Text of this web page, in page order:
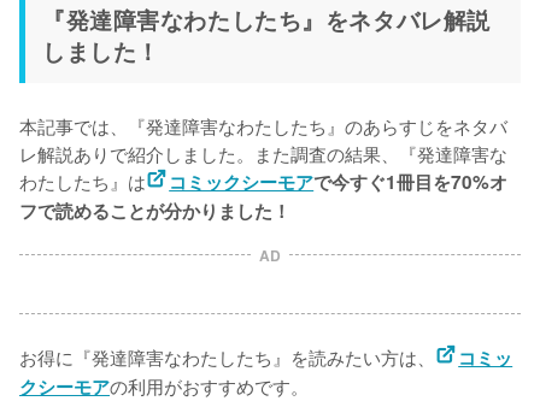
『発達障害なわたしたち』をネタバレ解説
しました！
本記事では、『発達障害なわたしたち』のあらすじをネタバ
レ解説ありで紹介しました。また調査の結果、『発達障害な
わたしたち』は
コミックシーモアで今すぐ1冊目を70%オ
フで読めることが分かりました！
AD
お得に『発達障害なわたしたち』を読みたい方は、
コミッ
クシーモアの利用がおすすめです。